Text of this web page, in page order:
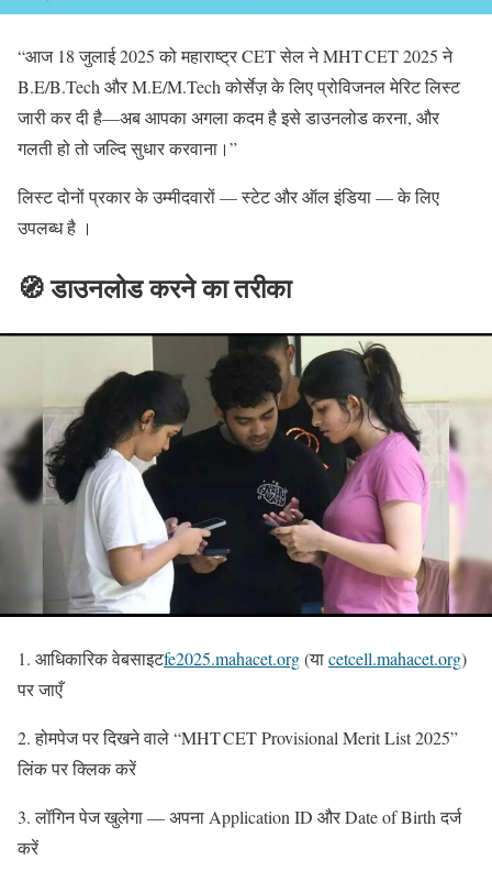
“आज 18 जुलाई 2025 को महाराष्ट्र CET सेल ने MHT CET 2025 ने
B.E/B.Tech और M.E/M.Tech कोर्सेज़ के लिए प्रोविजनल मेरिट लिस्ट
जारी कर दी है—अब आपका अगला कदम है इसे डाउनलोड करना, और
गलती हो तो जल्दि सुधार करवाना।”
लिस्ट दोनों प्रकार के उम्मीदवारों — स्टेट और ऑल इंडिया — के लिए
उपलब्ध है ।
🧭 डाउनलोड करने का तरीका
1. आधिकारिक वेबसाइटfe2025.mahacet.org(याcetcell.mahacet.org)
पर जाएँ
2. होमपेज पर दिखने वाले “MHT CET Provisional Merit List 2025”
लिंक पर क्लिक करें
3. लॉगिन पेज खुलेगा — अपना Application ID और Date of Birth दर्ज
करें